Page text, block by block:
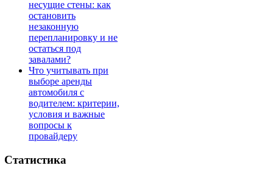
несущие стены: как
остановить
незаконную
перепланировку и не
остаться под
завалами?
Что учитывать при
выборе аренды
автомобиля с
водителем: критерии,
условия и важные
вопросы к
провайдеру
Статистика